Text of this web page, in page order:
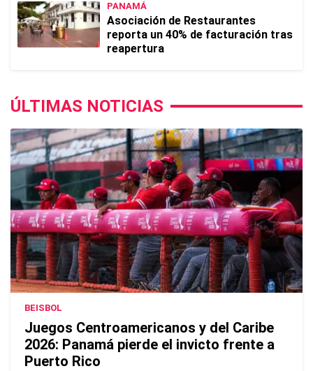
PANAMÁ
Asociación de Restaurantes
reporta un 40% de facturación tras
reapertura
ÚLTIMAS NOTICIAS
BEISBOL
Juegos Centroamericanos y del Caribe
2026: Panamá pierde el invicto frente a
Puerto Rico